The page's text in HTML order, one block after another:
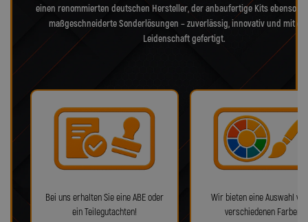
einen renommierten deutschen Hersteller, der anbaufertige Kits ebenso
maßgeschneiderte Sonderlösungen – zuverlässig, innovativ und mit
Leidenschaft gefertigt.
Bei uns erhalten Sie eine ABE oder
ein Teilegutachten!
Wir bieten eine Auswahl
verschiedenen Farben!